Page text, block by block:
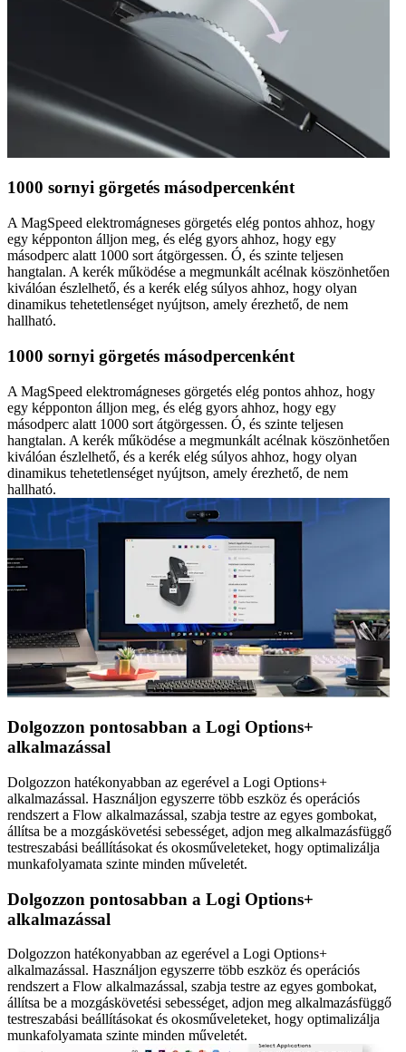
1000 sornyi görgetés másodpercenként
A MagSpeed elektromágneses görgetés elég pontos ahhoz, hogy
egy képponton álljon meg, és elég gyors ahhoz, hogy egy
másodperc alatt 1000 sort átgörgessen. Ó, és szinte teljesen
hangtalan. A kerék működése a megmunkált acélnak köszönhetően
kiválóan észlelhető, és a kerék elég súlyos ahhoz, hogy olyan
dinamikus tehetetlenséget nyújtson, amely érezhető, de nem
hallható.
1000 sornyi görgetés másodpercenként
A MagSpeed elektromágneses görgetés elég pontos ahhoz, hogy
egy képponton álljon meg, és elég gyors ahhoz, hogy egy
másodperc alatt 1000 sort átgörgessen. Ó, és szinte teljesen
hangtalan. A kerék működése a megmunkált acélnak köszönhetően
kiválóan észlelhető, és a kerék elég súlyos ahhoz, hogy olyan
dinamikus tehetetlenséget nyújtson, amely érezhető, de nem
hallható.
Dolgozzon pontosabban a Logi Options+
alkalmazással
Dolgozzon hatékonyabban az egerével a Logi Options+
alkalmazással. Használjon egyszerre több eszköz és operációs
rendszert a Flow alkalmazással, szabja testre az egyes gombokat,
állítsa be a mozgáskövetési sebességet, adjon meg alkalmazásfüggő
testreszabási beállításokat és okosműveleteket, hogy optimalizálja
munkafolyamata szinte minden műveletét.
Dolgozzon pontosabban a Logi Options+
alkalmazással
Dolgozzon hatékonyabban az egerével a Logi Options+
alkalmazással. Használjon egyszerre több eszköz és operációs
rendszert a Flow alkalmazással, szabja testre az egyes gombokat,
állítsa be a mozgáskövetési sebességet, adjon meg alkalmazásfüggő
testreszabási beállításokat és okosműveleteket, hogy optimalizálja
munkafolyamata szinte minden műveletét.